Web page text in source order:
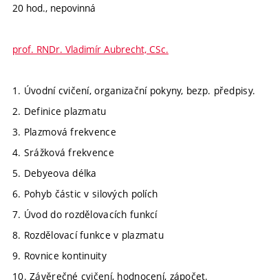
20 hod., nepovinná
prof. RNDr. Vladimír Aubrecht, CSc.
1. Úvodní cvičení, organizační pokyny, bezp. předpisy.
2. Definice plazmatu
3. Plazmová frekvence
4. Srážková frekvence
5. Debyeova délka
6. Pohyb částic v silových polích
7. Úvod do rozdělovacích funkcí
8. Rozdělovací funkce v plazmatu
9. Rovnice kontinuity
10. Závěrečné cvičení, hodnocení, zápočet.